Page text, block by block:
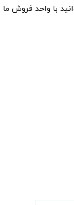
با واحد فروش ما